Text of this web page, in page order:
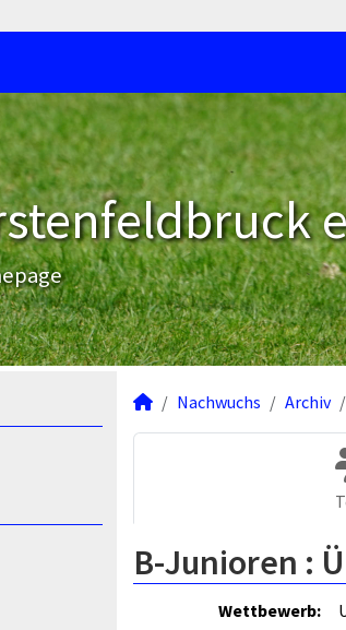
Nachwuchs Archiv
B-Junioren :
Wettbewerb: